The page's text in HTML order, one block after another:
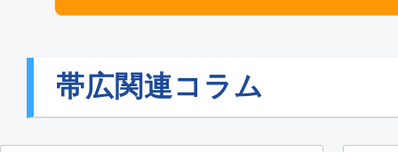
帯広関連コラム